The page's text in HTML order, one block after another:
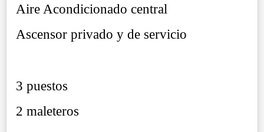
Aire Acondicionado central
Ascensor privado y de servicio
3 puestos
2 maleteros